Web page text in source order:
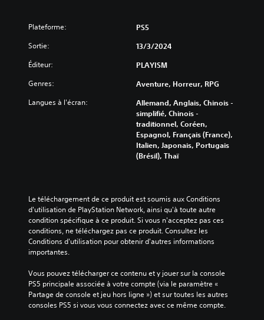
Plateforme: PS5
Sortie: 13/3/2024
Éditeur: PLAYISM
Genres: Aventure, Horreur, RPG
Langues à l'écran:
Allemand, Anglais, Chinois -
simplifié, Chinois -
traditionnel, Coréen,
Espagnol, Français (France),
Italien, Japonais, Portugais
(Brésil), Thaï
Le téléchargement de ce produit est soumis aux Conditions
d'utilisation de PlayStation Network, ainsi qu'à toute autre
condition spécifique à ce produit. Si vous n'acceptez pas ces
conditions, ne téléchargez pas ce produit. Consultez les
Conditions d'utilisation pour obtenir d'autres informations
importantes.
Vous pouvez télécharger ce contenu et y jouer sur la console
PS5 principale associée à votre compte (via le paramètre «
Partage de console et jeu hors ligne ») et sur toutes les autres
consoles PS5 si vous vous connectez avec ce même compte.